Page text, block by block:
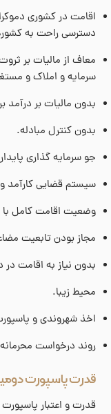
اقامت در کشوری
دسترسی راحت به
معاف از مالیات بر
سرمایه و املاک و
بدون مالیات بر درآمد
بدون کنترل مبادله.
جو سرمایه گذاری
سیستم قضایی کارآمد
وضعیت اقامت کامل با
مجاز بودن تابعیت
بدون نیاز به اقامت در
محیط زیبا.
اخذ شهروندی و پاسپورت
روند درخواست
قدرت پاسپورت